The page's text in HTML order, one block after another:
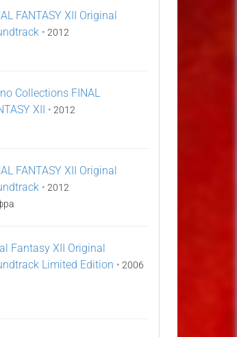
FANTASY XII Original
• 2012
Collections FINAL
XII • 2012
FANTASY XII Original
• 2012
Fantasy XII Original
Limited Edition • 2006